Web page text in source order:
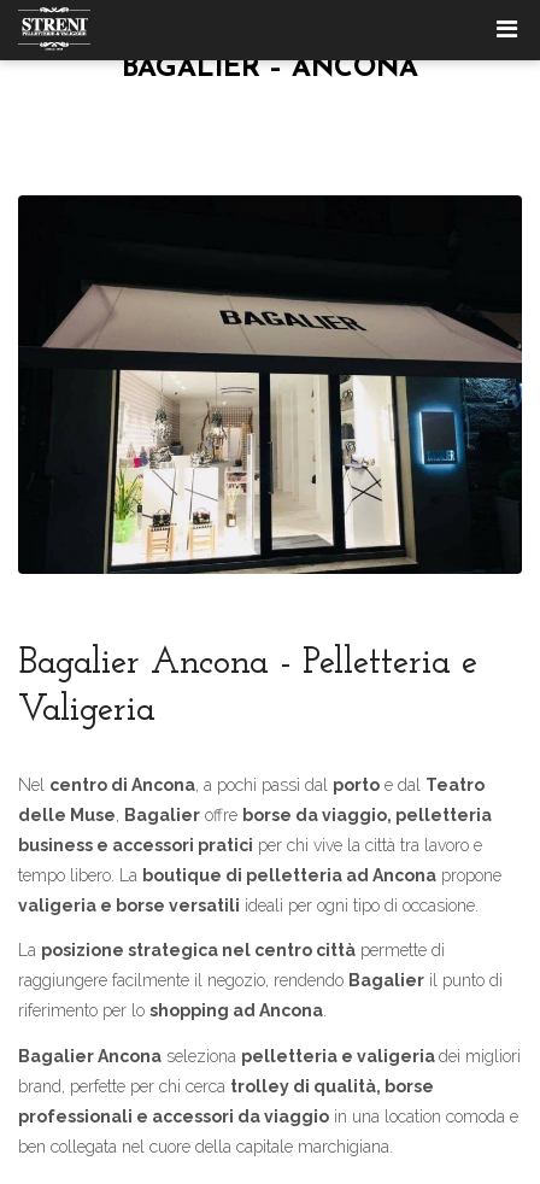
BAGALIER – ANCONA
Bagalier Ancona - Pelletteria e
Valigeria
Nel centro di Ancona , a pochi passi dal porto e dal Teatro
delle Muse Bagalier offre borse da viaggio, pelletteria
business e accessori pratici per chi vive la città tra lavoro e
tempo libero. La boutique di pelletteria ad Ancona propone
valigeria e borse versatili ideali per ogni tipo di occasione.
La posizione strategica nel centro città permette di
raggiungere facilmente il negozio, rendendo Bagalier il punto di
riferimento per lo shopping ad Ancona
Bagalier Ancona seleziona pelletteria e valigeriadei migliori
brand, perfette per chi cerca trolley di qualità, borse
professionali e accessori da viaggio in una location comoda e
ben collegata nel cuore della capitale marchigiana.